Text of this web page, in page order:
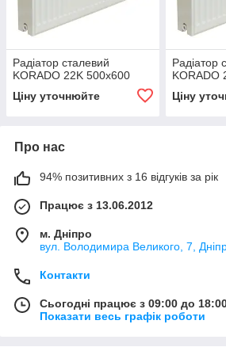
Радіатор сталевий
KORADO 22K 500x600
Ціну уточнюйте
Радіатор
KORADO
Ціну
Про нас
94% позитивних з 16 відгуків за рік
Працює з 13.06.2012
м. Дніпро
вул. Володимира Великого, 7,
Контакти
Сьогодні працює з 09:00 до
Показати весь графік роботи